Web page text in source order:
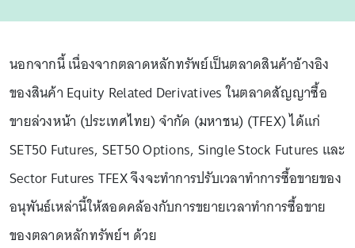
นอกจากนี้ เนื่องจากตลาดหลักทรัพย์เป็นตลาดสินค้าอ้างอิง
ของสินค้า Equity Related Derivatives ในตลาดสัญญาซื้อ
ขายล่วงหน้า (ประเทศไทย) จำกัด (มหาชน) (TFEX) ได้แก่
SET50 Futures, SET50 Options, Single Stock Futures และ
Sector Futures TFEX จึงจะทำการปรับเวลาทำการซื้อขายของ
อนุพันธ์เหล่านี้ให้สอดคล้องกับการขยายเวลาทำการซื้อขาย
ของตลาดหลักทรัพย์ฯ ด้วย